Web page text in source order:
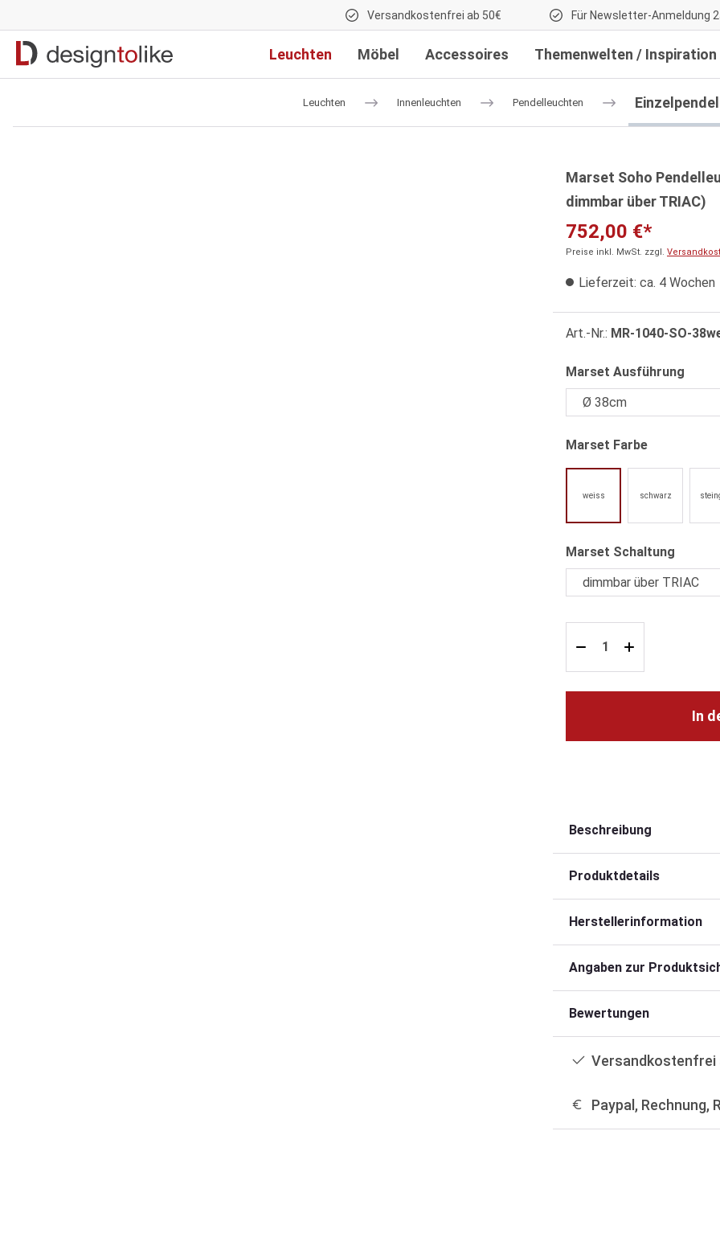
Versandkostenfrei ab 50€ Für Newsletter-Anmeldung
Leuchten Möbel Accessoires Themenwelten / Inspiration
Leuchten Innenleuchten Pendelleuchten
Marset Soho
dimmbar über TRIAC)
752,00 €*
Preise inkl. MwSt. zzgl.
Lieferzeit: ca. 4 Wochen
Art.-Nr.: MR-1040-SO-
Marset Ausführung
Marset Farbeauswählen
weiss schwarz
Marset Schaltung
In
Beschreibung
Produktdetails
Herstellerinformation
Angaben zur
Bewertungen
Versandkostenfrei
Paypal, Rechnung,